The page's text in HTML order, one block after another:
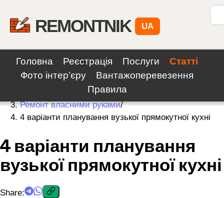
REMONTNIK UA
Головна Реєстрація Послуги
Статті
Фото інтер’єру
Вантажоперевезення
Правила
Home/
Ремонт власними руками/
4 варіанти планування вузької прямокутної кухні
4 варіанти планування
вузької прямокутної кухні
Share: